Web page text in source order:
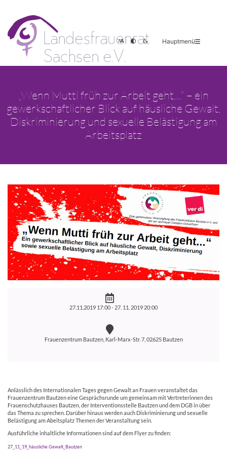
Hauptmenü
„Wenn Mutti früh zur Arbeit geht…“ – ein
gewerkschaftlicher Blick auf häusliche Gewalt,
Diskriminierung und sexuelle Belästigung am
Arbeitsplatz
27.11.2019 17:00 - 27. 11. 2019 20:00
Frauenzentrum Bautzen, Karl-Marx-Str. 7, 02625 Bautzen
Anlässlich des Internationalen Tages gegen Gewalt an Frauen veranstaltet das
Frauenzentrum Bautzen eine Gesprächsrunde um gemeinsam mit Vertreterinnen des
Frauenschutzhauses Bautzen, der Interventionsstelle Bautzen und dem DGB in über
das Thema zu sprechen. Darüber hinaus werden auch Diskriminierung und sexuelle
Belästigung am Abeitsplatz Themen der Veranstaltung sein.
Ausführliche inhaltliche Informationen sind auf dem Flyer zu finden:
27_11_19_häusliche Gewalt_Bautzen